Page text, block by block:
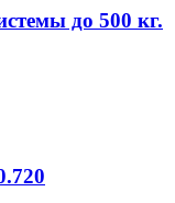
до 500 кг.